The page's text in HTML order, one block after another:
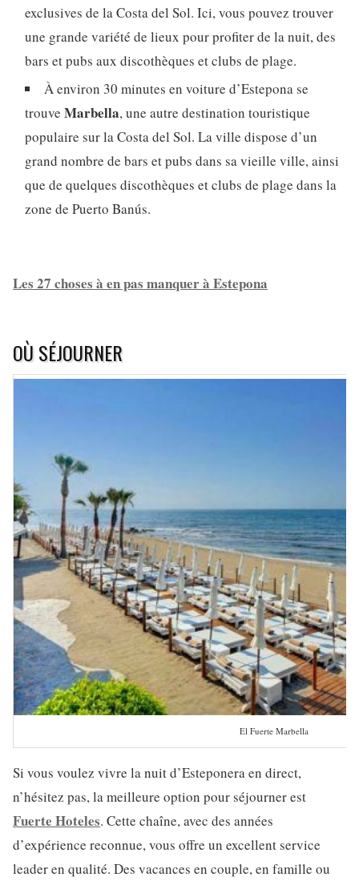
exclusives de la Costa del Sol. Ici, vous pouvez trouver
une grande variété de lieux pour profiter de la nuit, des
bars et pubs aux discothèques et clubs de plage.
À environ 30 minutes en voiture d’Estepona se
trouve Marbella, une autre destination touristique
populaire sur la Costa del Sol. La ville dispose d’un
grand nombre de bars et pubs dans sa vieille ville, ainsi
que de quelques discothèques et clubs de plage dans la
zone de Puerto Banús.
Les 27 choses à en pas manquer à Estepona
OÙ SÉJOURNER
El Fuerte Marbella
Si vous voulez vivre la nuit d’Esteponera en direct,
n’hésitez pas, la meilleure option pour séjourner est
Fuerte Hoteles. Cette chaîne, avec des années
d’expérience reconnue, vous offre un excellent service
leader en qualité. Des vacances en couple, en famille ou